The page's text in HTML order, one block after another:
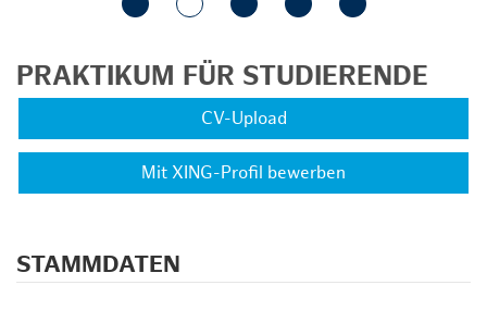
PRAKTIKUM FÜR STUDIERENDE
CV-Upload
Mit XING-Profil bewerben
STAMMDATEN